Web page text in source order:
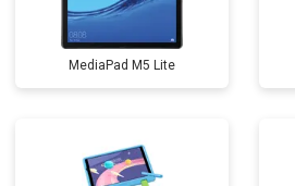
MediaPad M5 Lite